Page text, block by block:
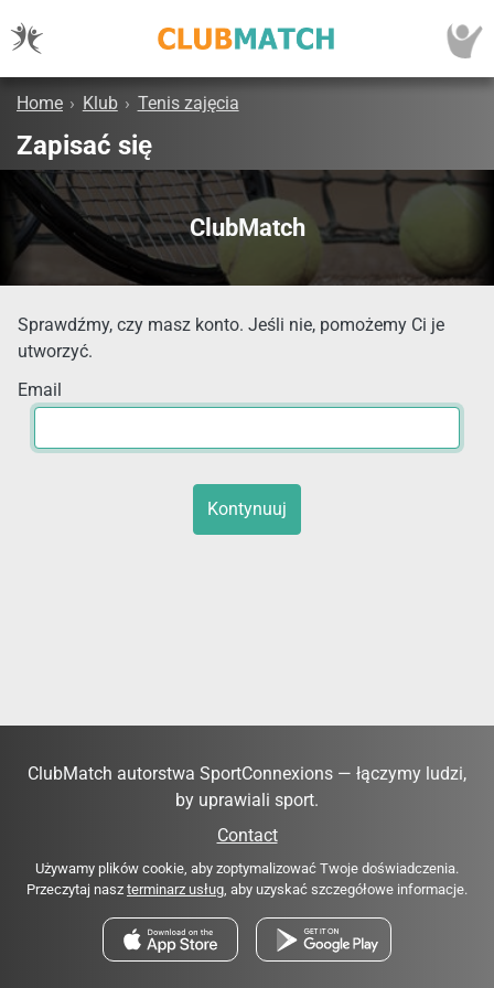
Home › Klub › Tenis zajęcia
Zapisać się
ClubMatch
Sprawdźmy, czy masz konto. Jeśli nie, pomożemy Ci je
utworzyć.
Email
Kontynuuj
ClubMatch autorstwa SportConnexions — łączymy ludzi,
by uprawiali sport.
Contact
Używamy plików cookie, aby zoptymalizować Twoje doświadczenia.
Przeczytaj nasz terminarz usług, aby uzyskać szczegółowe informacje.